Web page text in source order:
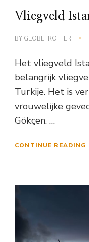
Vliegveld
BY GLOBETROTTER
Het vliegveld
belangrijk
Turkije. Het is
vrouwelijke
Gökçen. …
CONTINUE READING